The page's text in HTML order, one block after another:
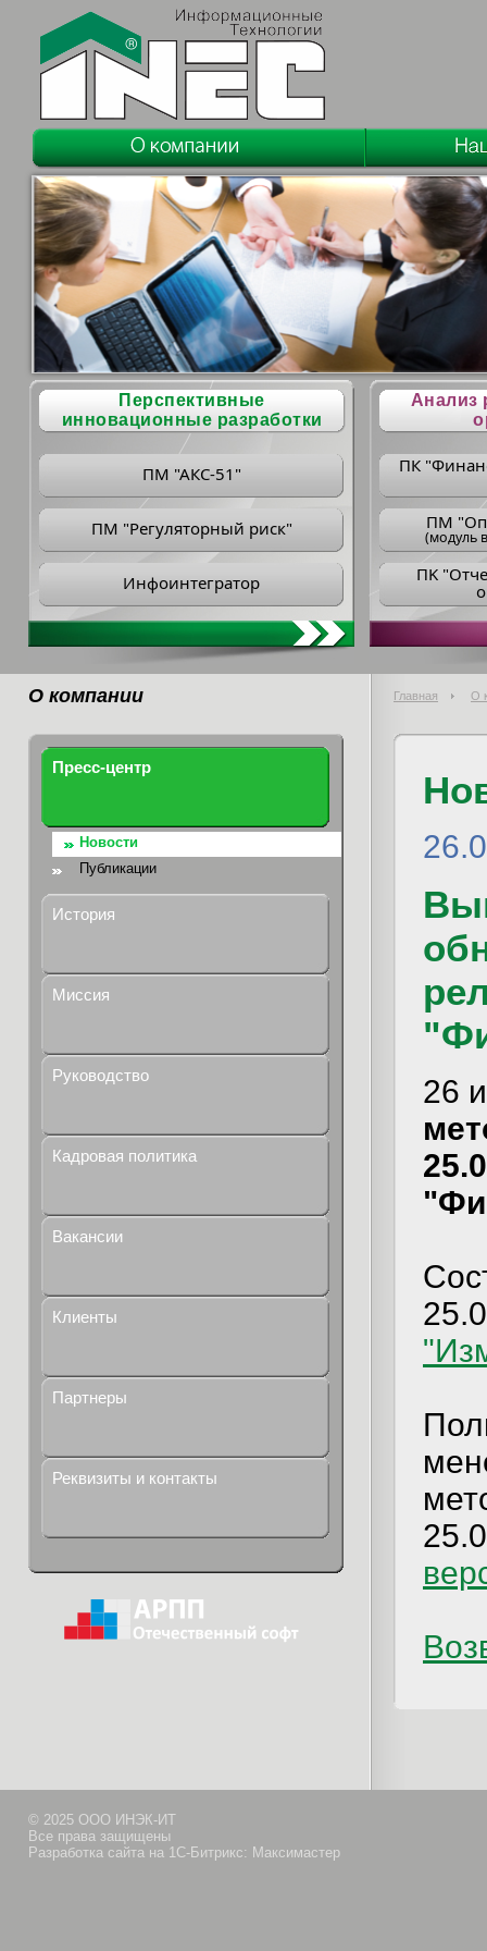
Перспективные
инновационные разработки
ПМ "АКС-51"
ПМ "Регуляторный риск"
Инфоинтегратор
Анализ
ПК
ПM
(модуль
ПK
О компании Главная О
Пресс-центр
Новости
Публикации
История
Миссия
Руководство
Кадровая политика
Вакансии
Клиенты
Партнеры
Реквизиты и контакты
26
© 2025 ООО ИНЭК-ИТ
Все права защищены
Разработка сайта на 1С-Битрикс: Максимастер